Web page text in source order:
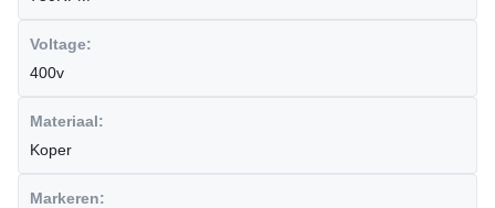
Voltage:
400v
Materiaal:
Koper
Markeren: